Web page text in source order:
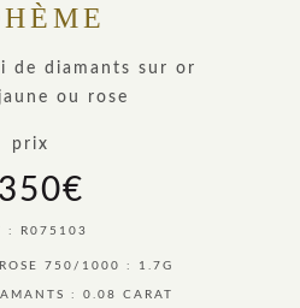
de diamants sur or
ou rose
prix
€
: R075103
ROSE 750/1000 : 1.7G
: 0.08 CARAT